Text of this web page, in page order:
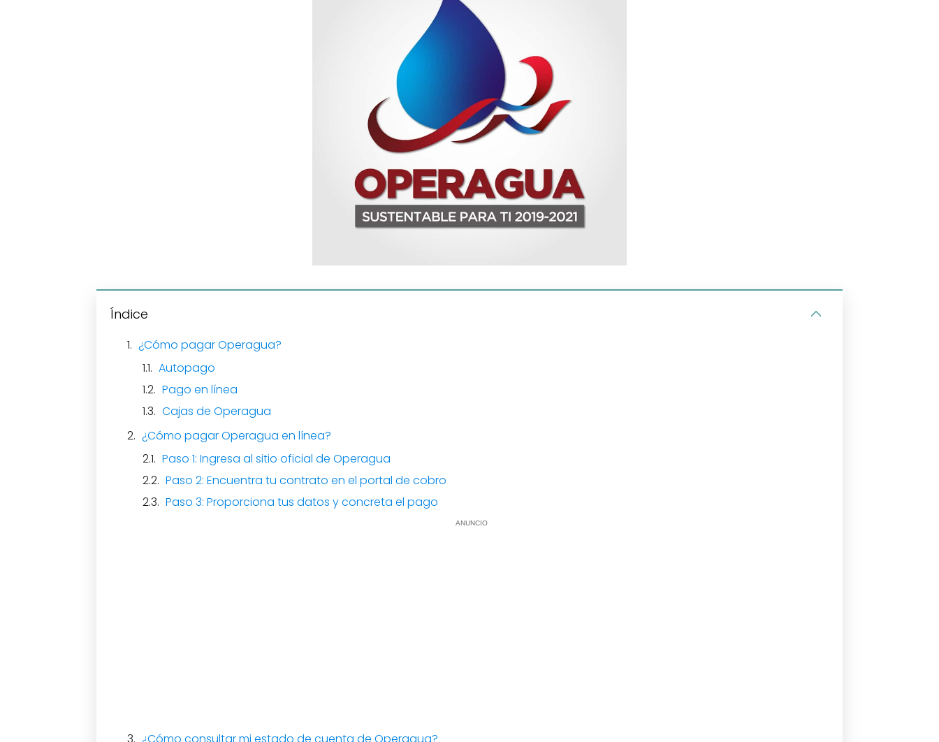
Índice
¿Cómo pagar Operagua?
Autopago
Pago en línea
Cajas de Operagua
¿Cómo pagar Operagua en línea?
Paso 1: Ingresa al sitio oficial de Operagua
Paso 2: Encuentra tu contrato en el portal de cobro
Paso 3: Proporciona tus datos y concreta el pago
ANUNCIO